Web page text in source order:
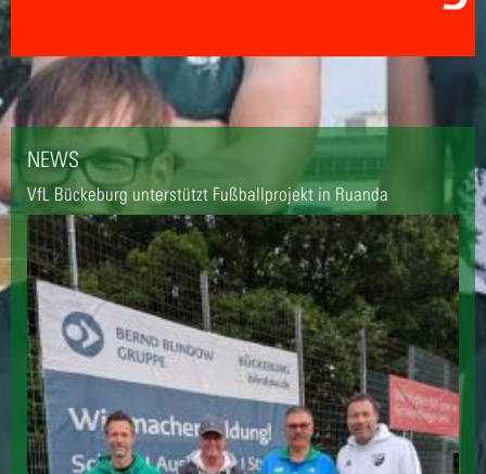
NEWS
VfL Bückeburg unterstützt Fußballprojekt in Ruanda